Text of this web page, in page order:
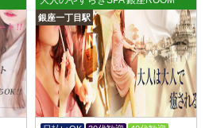
な時間に働ける 未経験者歓迎♪個室待機
きます♪ 可愛い制服もご用意して…
銀座一丁目駅